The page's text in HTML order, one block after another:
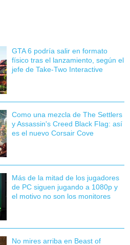
GTA 6 podría salir en formato
físico tras el lanzamiento, según el
jefe de Take-Two Interactive
Como una mezcla de The Settlers
y Assassin's Creed Black Flag: así
es el nuevo Corsair Cove
Más de la mitad de los jugadores
de PC siguen jugando a 1080p y
el motivo no son los monitores
No mires arriba en Beast of